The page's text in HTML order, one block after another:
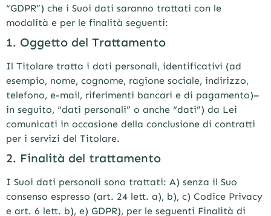
“GDPR”) che i Suoi dati saranno trattati con le
modalità e per le finalità seguenti:
1. Oggetto del Trattamento
Il Titolare tratta i dati personali, identificativi (ad
esempio, nome, cognome, ragione sociale, indirizzo,
telefono, e-mail, riferimenti bancari e di pagamento)–
in seguito, “dati personali” o anche “dati”) da Lei
comunicati in occasione della conclusione di contratti
per i servizi del Titolare.
2. Finalità del trattamento
I Suoi dati personali sono trattati: A) senza il Suo
consenso espresso (art. 24 lett. a), b), c) Codice Privacy
e art. 6 lett. b), e) GDPR), per le seguenti Finalità di